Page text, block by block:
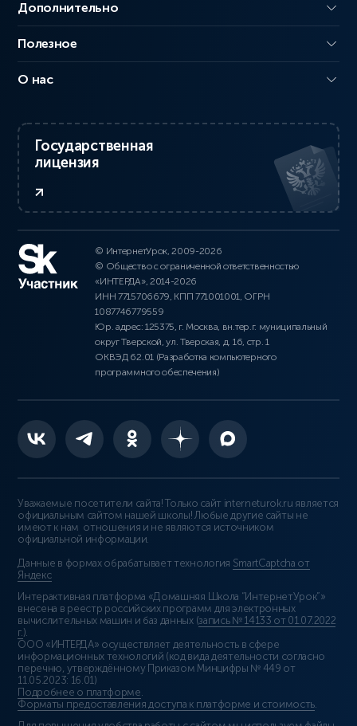
Дополнительно
Полезное
О нас
Государственная
лицензия
© ИнтернетУрок, 2009-2026
© Общество с ограниченной ответственностью
«ИНТЕРДА», 2014-2026
ИНН 7715706679, КПП 771001001, ОГРН
1087746779559
Юр. адрес: 125375, г. Москва, вн.тер.г. муниципальный
округ Тверской, ул. Тверская, д. 16, стр. 1
ОКВЭД 62.01 (Разработка компьютерного
программного обеспечения)
Уважаемые посетители сайта! Только сайт interneturok.ru является
официальным сайтом нашей школы! Любые другие сайты не
имеют к нам отношения и не являются источником
официальной информации.
Данные в формах обрабатывает технология SmartCaptcha от
Яндекс
Интерактивная платформа «Домашняя Школа “ИнтернетУрок”»
внесена в реестр российских программ для электронных
вычислительных машин и баз данных (запись № 14133 от 01.07.2022
г.).
ООО «ИНТЕРДА» осуществляет деятельность в сфере
информационных технологий (код вида деятельности согласно
перечню, утверждённому Приказом Минцифры № 449 от
11.05.2023: 16.01)
Подробнее о платформе.
Форматы предоставления доступа к платформе и стоимость.